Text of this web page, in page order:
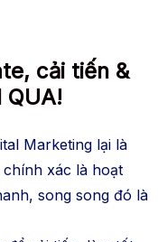
cải tiến &
QUA!
Marketing lại là
chính xác là hoạt
song song đó là